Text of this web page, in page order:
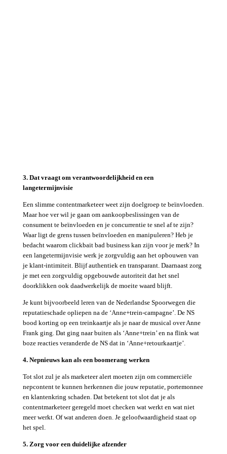
3. Dat vraagt om verantwoordelijkheid en een
langetermijnvisie
Een slimme contentmarketeer weet zijn doelgroep te beïnvloeden.
Maar hoe ver wil je gaan om aankoopbeslissingen van de
consument te beïnvloeden en je concurrentie te snel af te zijn?
Waar ligt de grens tussen beïnvloeden en manipuleren? Heb je
bedacht waarom clickbait bad business kan zijn voor je merk? In
een langetermijnvisie werk je zorgvuldig aan het opbouwen van
je klant-intimiteit. Blijf authentiek en transparant. Daarnaast zorg
je met een zorgvuldig opgebouwde autoriteit dat het snel
doorklikken ook daadwerkelijk de moeite waard blijft.
Je kunt bijvoorbeeld leren van de Nederlandse Spoorwegen die
reputatieschade opliepen na de ‘Anne+trein-campagne’. De NS
bood korting op een treinkaartje als je naar de musical over Anne
Frank ging. Dat ging naar buiten als ‘Anne+trein’ en na flink wat
boze reacties veranderde de NS dat in ‘Anne+retourkaartje’.
4. Nepnieuws kan als een boomerang werken
Tot slot zul je als marketeer alert moeten zijn om commerciële
nepcontent te kunnen herkennen die jouw reputatie, portemonnee
en klantenkring schaden. Dat betekent tot slot dat je als
contentmarketeer geregeld moet checken wat werkt en wat niet
meer werkt. Of wat anderen doen. Je geloofwaardigheid staat op
het spel.
5. Zorg voor een duidelijke afzender